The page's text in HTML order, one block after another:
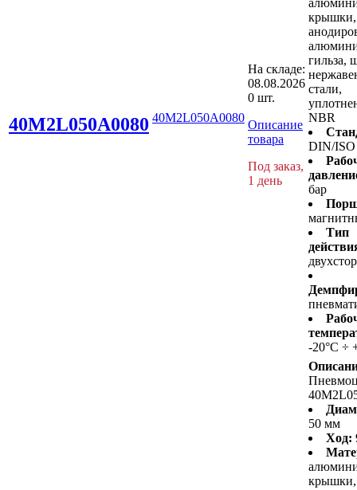
40M2L050A0080 40M2L050A0080
На складе:
08.08.2026
0 шт.
Описание
товара
Под заказ,
1 день
крышки,
гильза,
стали,
NBR
DIN/ISO
бар
Тип
-20°C ÷
50 мм
Ход:
крышки,